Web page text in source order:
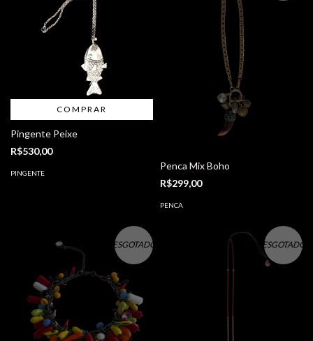
COMPRAR
Pingente Peixe
R$530,00
PINGENTE
Penca Mix Boho
R$299,00
PENCA
ESGOTADO ESGOTADO